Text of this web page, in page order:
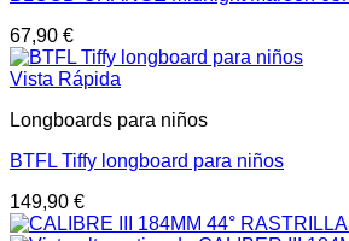
67,90 €
Vista Rápida
Longboards para niños
BTFL Tiffy longboard para niños
149,90 €